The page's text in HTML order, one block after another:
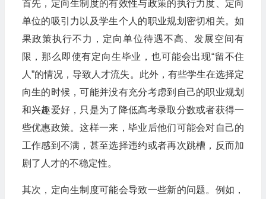
首先，定向生制度的有效性与政策的执行力度、定向
单位的吸引力以及学生个人的职业规划密切相关。如
果政策执行不力，定向单位待遇不高、发展空间有
限，那么即使有定向生毕业，也可能会出现“留不住
人”的情况，导致人才流失。此外，有些学生在选择定
向生的时候，可能并没有充分考虑到自己的职业规划
和兴趣爱好，只是为了降低高考录取分数或者获得一
些优惠政策。这样一来，毕业后他们可能会对自己的
工作感到不满，甚至选择违约或者再次跳槽，反而加
剧了人才的不稳定性。
其次，定向生制度可能会导致一些新的问题。例如，